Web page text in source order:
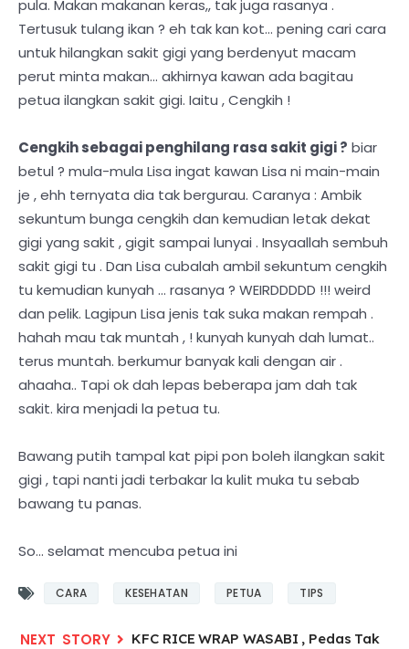
pula. Makan makanan keras,, tak juga rasanya .
Tertusuk tulang ikan ? eh tak kan kot... pening cari cara
untuk hilangkan sakit gigi yang berdenyut macam
perut minta makan... akhirnya kawan ada bagitau
petua ilangkan sakit gigi. Iaitu , Cengkih !
Cengkih sebagai penghilang rasa sakit gigi ? biar
betul ? mula-mula Lisa ingat kawan Lisa ni main-main
je , ehh ternyata dia tak bergurau. Caranya : Ambik
sekuntum bunga cengkih dan kemudian letak dekat
gigi yang sakit , gigit sampai lunyai . Insyaallah sembuh
sakit gigi tu . Dan Lisa cubalah ambil sekuntum cengkih
tu kemudian kunyah ... rasanya ? WEIRDDDDD !!! weird
dan pelik. Lagipun Lisa jenis tak suka makan rempah .
hahah mau tak muntah , ! kunyah kunyah dah lumat..
terus muntah. berkumur banyak kali dengan air .
ahaaha.. Tapi ok dah lepas beberapa jam dah tak
sakit. kira menjadi la petua tu.
Bawang putih tampal kat pipi pon boleh ilangkan sakit
gigi , tapi nanti jadi terbakar la kulit muka tu sebab
bawang tu panas.
So... selamat mencuba petua ini
CARA KESEHATAN PETUA TIPS
KFC RICE WRAP WASABI , Pedas Tak